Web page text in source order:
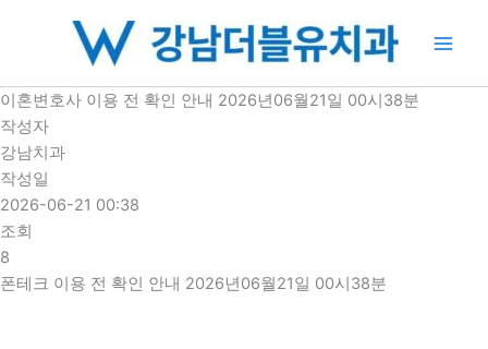
로
건
너
뛰
기
이혼변호사 이용 전 확인 안내 2026년06월21일 00시38분
작성자
강남치과
작성일
2026-06-21 00:38
조회
8
폰테크 이용 전 확인 안내 2026년06월21일 00시38분